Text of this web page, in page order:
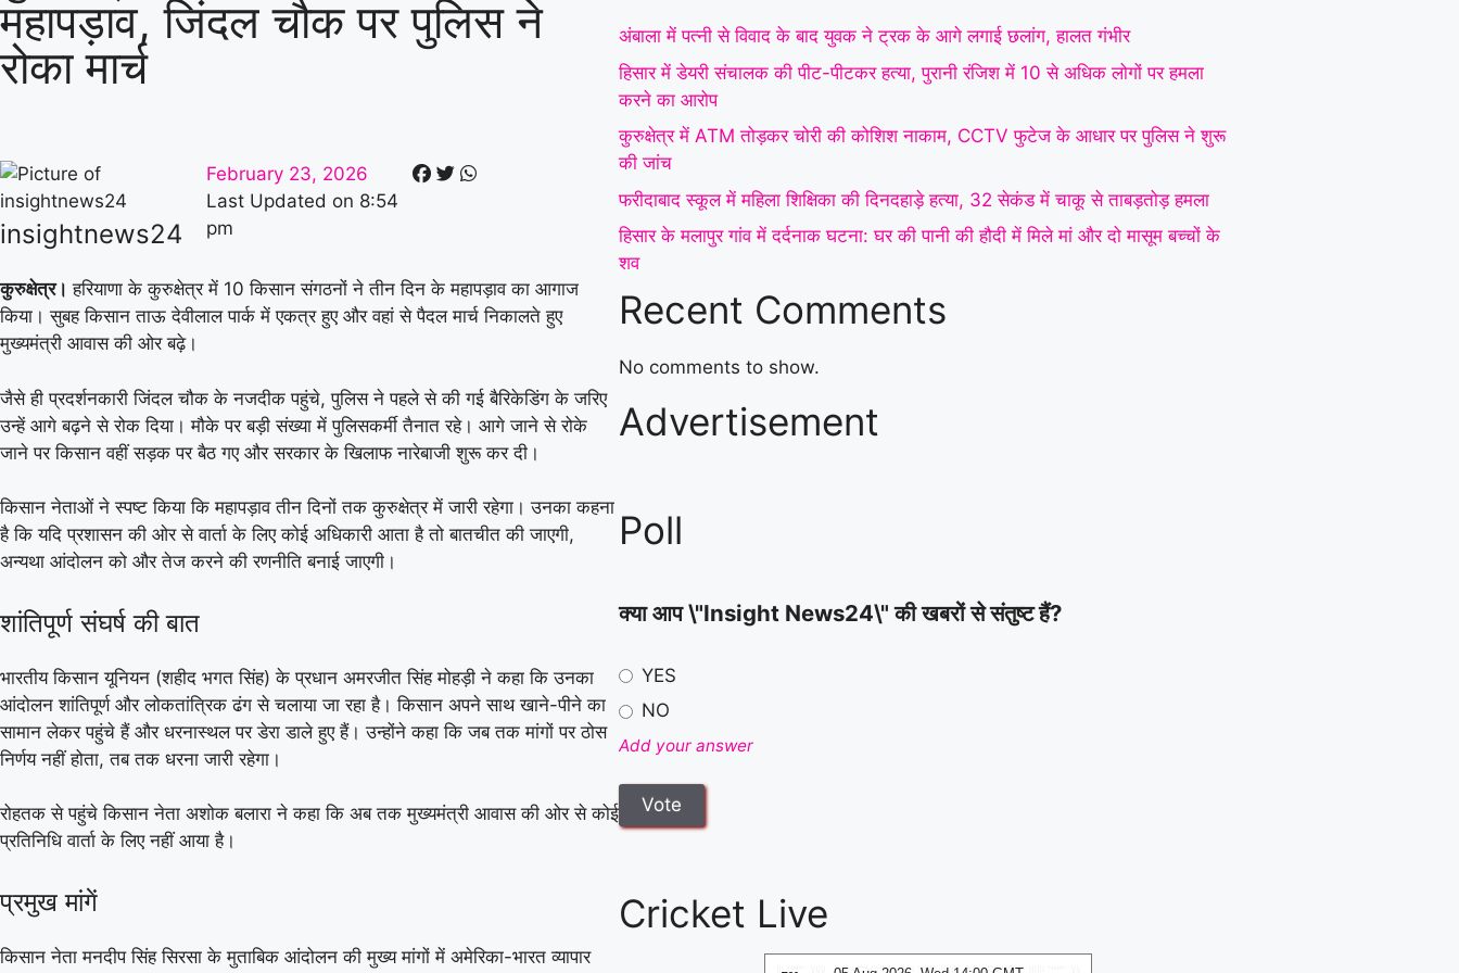
शिक्षिका की दिनदहाड़े हत्या,
ताबड़तोड़ हमला | हिसार के
मलापुर गांव में दर्दनाक
घटना: घर की पानी की
मासूम बच्चों के शव |
करनाल में दर्दनाक हादसा:
पानी की मोटर चालू करते
महापड़ाव, जिंदल चौक पर पुलिस ने
रोका मार्च
insightnews24
February 23, 2026
Last Updated on 8:54
pm
कुरुक्षेत्र। हरियाणा के कुरुक्षेत्र में 10 किसान संगठनों ने तीन दिन के महापड़ाव का आगाज
किया। सुबह किसान ताऊ देवीलाल पार्क में एकत्र हुए और वहां से पैदल मार्च निकालते हुए
मुख्यमंत्री आवास की ओर बढ़े।
जैसे ही प्रदर्शनकारी जिंदल चौक के नजदीक पहुंचे, पुलिस ने पहले से की गई बैरिकेडिंग के जरिए
उन्हें आगे बढ़ने से रोक दिया। मौके पर बड़ी संख्या में पुलिसकर्मी तैनात रहे। आगे जाने से रोके
जाने पर किसान वहीं सड़क पर बैठ गए और सरकार के खिलाफ नारेबाजी शुरू कर दी।
किसान नेताओं ने स्पष्ट किया कि महापड़ाव तीन दिनों तक कुरुक्षेत्र में जारी रहेगा। उनका कहना
है कि यदि प्रशासन की ओर से वार्ता के लिए कोई अधिकारी आता है तो बातचीत की जाएगी,
अन्यथा आंदोलन को और तेज करने की रणनीति बनाई जाएगी।
शांतिपूर्ण संघर्ष की बात
भारतीय किसान यूनियन (शहीद भगत सिंह) के प्रधान अमरजीत सिंह मोहड़ी ने कहा कि उनका
आंदोलन शांतिपूर्ण और लोकतांत्रिक ढंग से चलाया जा रहा है। किसान अपने साथ खाने-पीने का
सामान लेकर पहुंचे हैं और धरनास्थल पर डेरा डाले हुए हैं। उन्होंने कहा कि जब तक मांगों पर ठोस
निर्णय नहीं होता, तब तक धरना जारी रहेगा।
रोहतक से पहुंचे किसान नेता अशोक बलारा ने कहा कि अब तक मुख्यमंत्री आवास की ओर से कोई
प्रतिनिधि वार्ता के लिए नहीं आया है।
प्रमुख मांगें
किसान नेता मनदीप सिंह सिरसा के मुताबिक आंदोलन की मुख्य मांगों में अमेरिका-भारत व्यापार
अंबाला में पत्नी से विवाद के बाद युवक ने ट्रक के आगे लगाई छलांग, हालत गंभीर
हिसार में डेयरी संचालक की पीट-पीटकर हत्या, पुरानी रंजिश में 10 से अधिक लोगों पर हमला
करने का आरोप
कुरुक्षेत्र में ATM तोड़कर चोरी की कोशिश नाकाम, CCTV फुटेज के आधार पर पुलिस ने शुरू
की जांच
फरीदाबाद स्कूल में महिला शिक्षिका की दिनदहाड़े हत्या, 32 सेकंड में चाकू से ताबड़तोड़ हमला
हिसार के मलापुर गांव में दर्दनाक घटना: घर की पानी की हौदी में मिले मां और दो मासूम बच्चों के
शव
Recent Comments
No comments to show.
Advertisement
Poll
क्या आप \"Insight News24\" की खबरों से संतुष्ट हैं?
YES
NO
Add your answer
Cricket Live